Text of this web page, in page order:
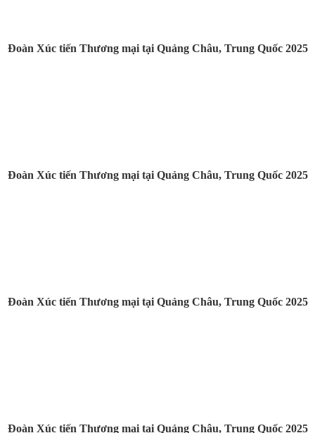
Đoàn Xúc tiến Thương mại tại Quảng Châu, Trung Quốc 2025
Đoàn Xúc tiến Thương mại tại Quảng Châu, Trung Quốc 2025
Đoàn Xúc tiến Thương mại tại Quảng Châu, Trung Quốc 2025
Đoàn Xúc tiến Thương mại tại Quảng Châu, Trung Quốc 2025